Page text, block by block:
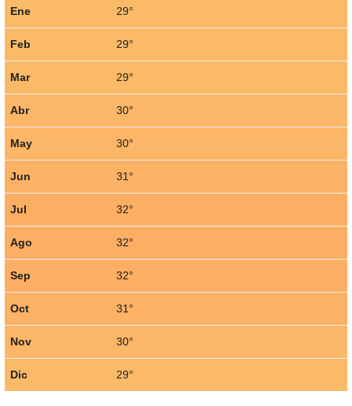
Ene 29°
Feb 29°
Mar 29°
Abr 30°
May 30°
Jun 31°
Jul 32°
Ago 32°
Sep 32°
Oct 31°
Nov 30°
Dic 29°